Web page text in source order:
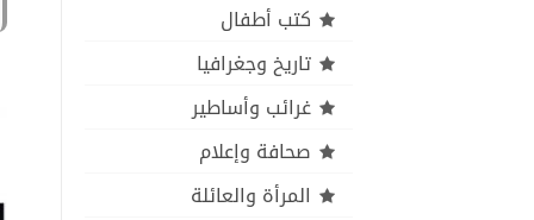
كتب أطفال
تاريخ وجغرافيا
غرائب وأساطير
صحافة وإعلام
المرأة والعائلة